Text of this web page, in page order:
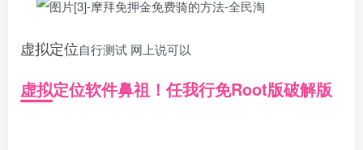
虚拟定位自行测试 网上说可以
虚拟定位软件鼻祖！任我行免Root版破解版